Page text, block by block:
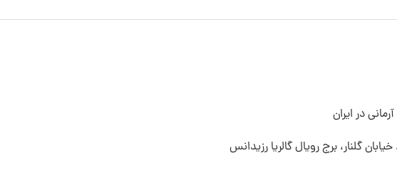
در ایران
گلنار، برج رویال گالریا رزیدانس